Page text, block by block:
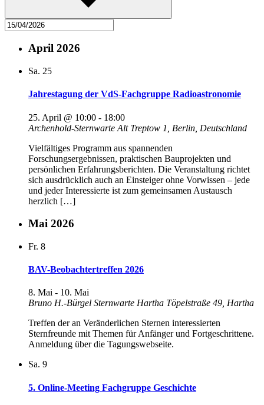
April 2026
Sa. 25
Jahrestagung der VdS-Fachgruppe Radioastronomie
25. April @ 10:00 - 18:00
Archenhold-Sternwarte Alt Treptow 1, Berlin, Deutschland
Vielfältiges Programm aus spannenden
Forschungsergebnissen, praktischen Bauprojekten und
persönlichen Erfahrungsberichten. Die Veranstaltung richtet
sich ausdrücklich auch an Einsteiger ohne Vorwissen – jede
und jeder Interessierte ist zum gemeinsamen Austausch
herzlich […]
Mai 2026
Fr. 8
BAV-Beobachtertreffen 2026
8. Mai - 10. Mai
Bruno H.-Bürgel Sternwarte Hartha Töpelstraße 49, Hartha
Treffen der an Veränderlichen Sternen interessierten
Sternfreunde mit Themen für Anfänger und Fortgeschrittene.
Anmeldung über die Tagungswebseite.
Sa. 9
5. Online-Meeting Fachgruppe Geschichte